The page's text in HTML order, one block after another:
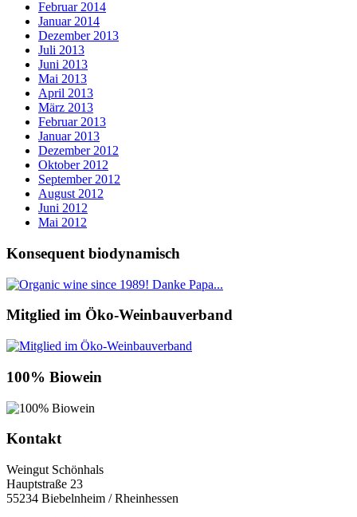
Februar 2014
Januar 2014
Dezember 2013
Juli 2013
Juni 2013
Mai 2013
April 2013
März 2013
Februar 2013
Januar 2013
Dezember 2012
Oktober 2012
September 2012
August 2012
Juni 2012
Mai 2012
Konsequent biodynamisch
Mitglied im Öko-Weinbauverband
100% Biowein
Kontakt
Weingut Schönhals
Hauptstraße 23
55234 Biebelnheim / Rheinhessen